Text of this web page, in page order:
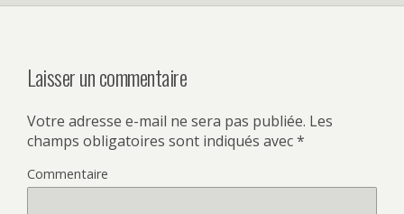
Laisser un commentaire
Votre adresse e-mail ne sera pas publiée. Les
champs obligatoires sont indiqués avec*
Commentaire